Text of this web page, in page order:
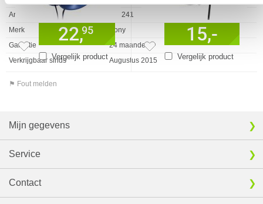
Artikelnr
901241
Merk
Sony
Garantie
24 maanden
Verkrijgbaar sinds
Augustus 2015
⚑ Fout melden
Vergelijk product
22,95
Vergelijk product
15,-
Mijn gegevens
Service
Contact